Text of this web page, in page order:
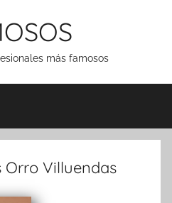
más famosos
Villuendas